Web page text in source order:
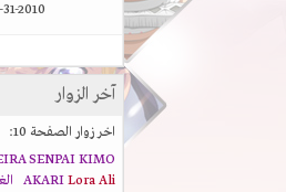
2010
آخر الزوار
اخر زوار الصفحة 10:
SENPAIKIMO
AKARILora Ali